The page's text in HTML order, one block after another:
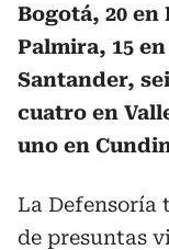
Bogotá, 20 en
Palmira, 15
Santander,
cuatro en
uno en
La Defensoría
de presuntas